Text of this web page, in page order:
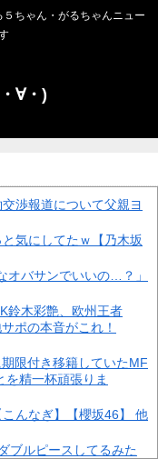
ちゃん・がるちゃんニュー
∀・)
渉報道について父親ヨ
気にしてたｗ【乃木坂
オバサンでいいの…？」
鈴木彩艶、欧州王者
ポの本音がこれ！
限付き移籍していたMF
精一杯頑張りま
こんなぎ】【櫻坂46】 他
ブルピースしてるみた